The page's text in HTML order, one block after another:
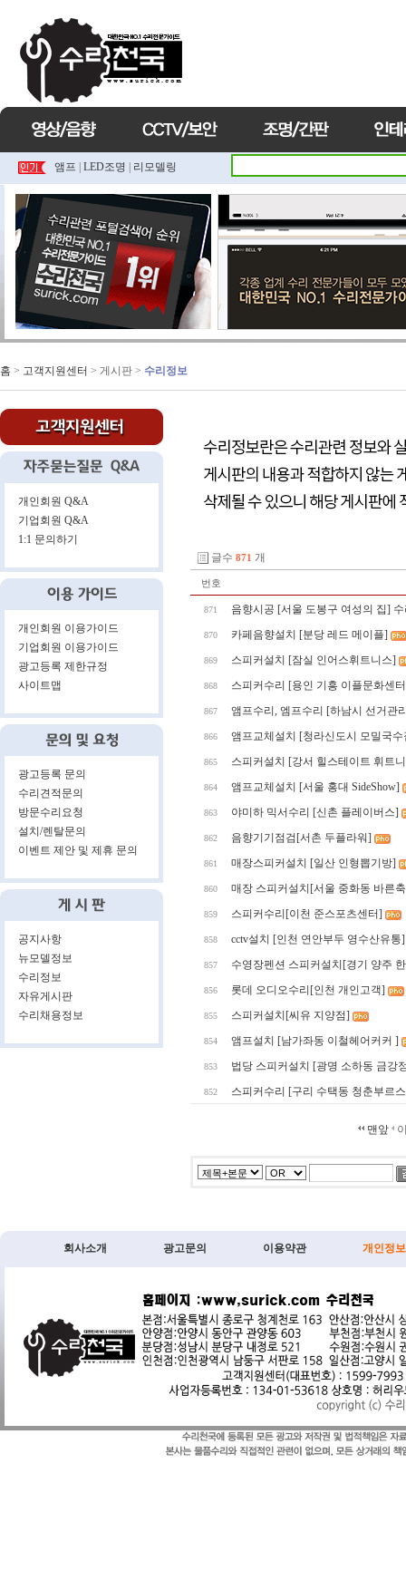
앰프 LED조명 리모델링
홈 > 고객지원센터 > 게시판 > 수리정보
개인회원 Q&A
기업회원 Q&A
1:1 문의하기
개인회원 이용가이드
기업회원 이용가이드
광고등록 제한규정
사이트맵
광고등록 문의
수리견적문의
방문수리요청
설치/렌탈문의
이벤트 제안 및 제휴 문의
공지사항
뉴모델정보
수리정보
자유게시판
수리채용정보
글수 871 개
번호
871 음향시공 [서울 도봉구 여성의 집]
870 카페음향설치 [분당 레드 메이플]
869 스피커설치 [잠실 인어스휘트니스]
868 스피커수리 [용인 기흥 이플문화센
867 앰프수리, 엠프수리 [하남시 선거관
866 앰프교체설치 [청라신도시 모밀국수
865 스피커설치 [강서 힐스테이트 휘트
864 앰프교체설치 [서울 홍대 SideShow]
863 야미하 믹서수리 [신촌 플레이버스]
862 음향기기점검[서촌 두플라워]
861 매장스피커설치 [일산 인형뽑기방]
860 매장 스피커설치[서울 중화동 바른
859 스피커수리[이천 준스포츠센터]
858 cctv설치 [인천 연안부두 영수산유통]
857 수영장펜션 스피커설치[경기 양주
856 롯데 오디오수리[인천 개인고객]
855 스피커설치[씨유 지양점]
854 앰프설치 [남가좌동 이철헤어커커 ]
853 법당 스피커설치 [광명 소하동 금강
852 스피커수리 [구리 수택동 청춘부르
맨앞
회사소개 광고문의 이용약관 개인정